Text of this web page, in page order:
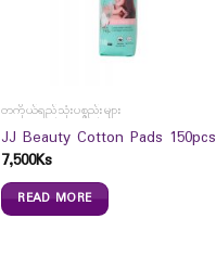
တကိုယ်ရည်သုံးပစ္စည်းများ
JJ Beauty Cotton Pads 150pcs
7,500Ks
READ MORE